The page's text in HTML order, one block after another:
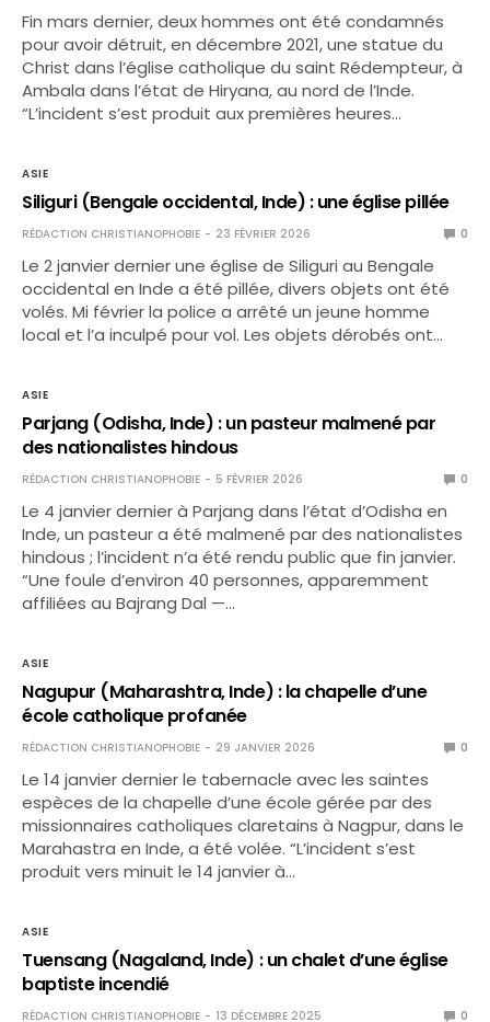
Fin mars dernier, deux hommes ont été condamnés
pour avoir détruit, en décembre 2021, une statue du
Christ dans l’église catholique du saint Rédempteur, à
Ambala dans l’état de Hiryana, au nord de l’Inde.
“L’incident s’est produit aux premières heures…
ASIE
Siliguri (Bengale occidental, Inde) : une église pillée
RÉDACTION CHRISTIANOPHOBIE 23 FÉVRIER 2026 0
Le 2 janvier dernier une église de Siliguri au Bengale
occidental en Inde a été pillée, divers objets ont été
volés. Mi février la police a arrêté un jeune homme
local et l’a inculpé pour vol. Les objets dérobés ont…
ASIE
Parjang (Odisha, Inde) : un pasteur malmené par
des nationalistes hindous
RÉDACTION CHRISTIANOPHOBIE 5 FÉVRIER 2026 0
Le 4 janvier dernier à Parjang dans l’état d’Odisha en
Inde, un pasteur a été malmené par des nationalistes
hindous ; l’incident n’a été rendu public que fin janvier.
“Une foule d’environ 40 personnes, apparemment
affiliées au Bajrang Dal —…
ASIE
Nagupur (Maharashtra, Inde) : la chapelle d’une
école catholique profanée
RÉDACTION CHRISTIANOPHOBIE 29 JANVIER 2026 0
Le 14 janvier dernier le tabernacle avec les saintes
espèces de la chapelle d’une école gérée par des
missionnaires catholiques claretains à Nagpur, dans le
Marahastra en Inde, a été volée. “L’incident s’est
produit vers minuit le 14 janvier à…
ASIE
Tuensang (Nagaland, Inde) : un chalet d’une église
baptiste incendié
RÉDACTION CHRISTIANOPHOBIE 13 DÉCEMBRE 2025 0